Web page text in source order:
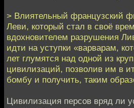
> Влиятельный французский
Леви, который стал в своё
вдохновителем разрушения
идти на уступки «варварам,
лет глумятся над одной из
цивилизаций, позволив им в
бомбу и получить, таким
Цивилизация персов вряд ли